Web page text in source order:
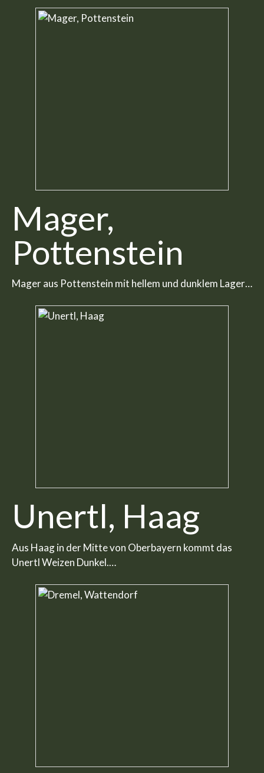
Mager,
Pottenstein
Mager aus Pottenstein mit hellem und dunklem Lager…
Unertl, Haag
Aus Haag in der Mitte von Oberbayern kommt das
Unertl Weizen Dunkel.…